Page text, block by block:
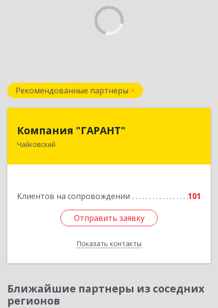
Рекомендованные партнеры
Компания "ГАРАНТ"
Чайковский
Клиентов на сопровождении 101
Отправить заявку
Показать контакты
617760, Пермский край, Чайковский г, Карла
Отправить заявку
Назад
Ближайшие партнеры из соседних
регионов